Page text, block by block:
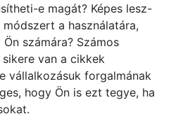
e magát? Képes lesz-
a használatára,
számára? Számos
van a cikkek
vállalkozásuk forgalmának
hogy Ön is ezt tegye, ha